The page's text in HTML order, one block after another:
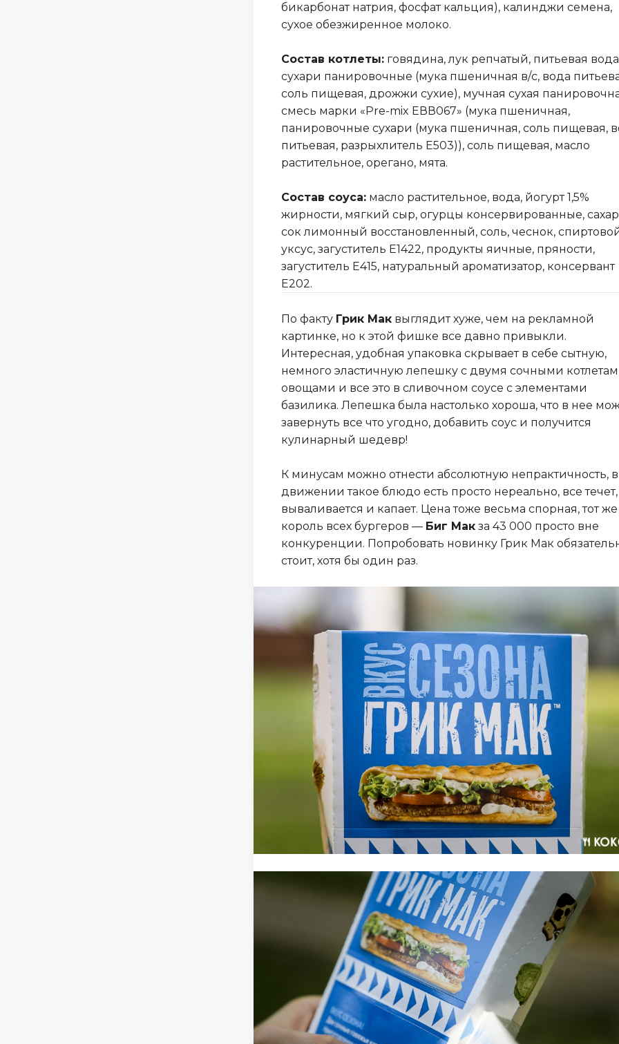
бикарбонат натрия, фосфат кальция), калинджи семена,
сухое обезжиренное молоко.
Состав котлеты: говядина, лук репчатый, питьевая
сухари панировочные (мука пшеничная в/с, вода
соль пищевая, дрожжи сухие), мучная сухая
смесь марки «Pre-mix ЕВВ067» (мука пшеничная,
панировочные сухари (мука пшеничная, соль пищевая,
питьевая, разрыхлитель Е503)), соль пищевая, масло
растительное, орегано, мята.
Состав соуса: масло растительное, вода, йогурт 1,5%
жирности, мягкий сыр, огурцы консервированные,
сок лимонный восстановленный, соль, чеснок,
уксус, загуститель E1422, продукты яичные, пряности,
загуститель Е415, натуральный ароматизатор, консервант
E202.
По факту Грик Мак выглядит хуже, чем на рекламной
картинке, но к этой фишке все давно привыкли.
Интересная, удобная упаковка скрывает в себе сытную,
немного эластичную лепешку с двумя сочными
овощами и все это в сливочном соусе с элементами
базилика. Лепешка была настолько хороша, что в нее
завернуть все что угодно, добавить соус и получится
кулинарный шедевр!
К минусам можно отнести абсолютную непрактичность, в
движении такое блюдо есть просто нереально, все течет,
вываливается и капает. Цена тоже весьма спорная, тот же
король всех бургеров — Биг Мак за 43 000 просто вне
конкуренции. Попробовать новинку Грик Мак
стоит, хотя бы один раз.